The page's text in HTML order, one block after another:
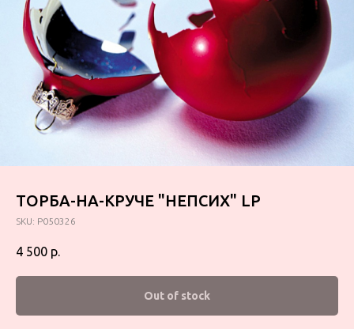
ТОРБА-НА-КРУЧЕ "НЕПСИХ" LP
SKU: P050326
4 500 р.
Out of stock